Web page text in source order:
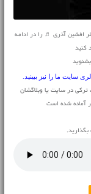
افشین آذری ♬ را در ادامه
لریسایت ما را نیز ببینید.
در سایت یا وبلاگشان
آماده شده است